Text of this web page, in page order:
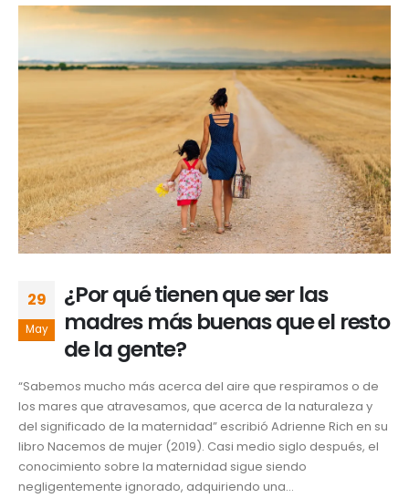
29
May
¿Por qué tienen que ser las
madres más buenas que el resto
de la gente?
“Sabemos mucho más acerca del aire que respiramos o de
los mares que atravesamos, que acerca de la naturaleza y
del significado de la maternidad” escribió Adrienne Rich en su
libro Nacemos de mujer (2019). Casi medio siglo después, el
conocimiento sobre la maternidad sigue siendo
negligentemente ignorado, adquiriendo una...